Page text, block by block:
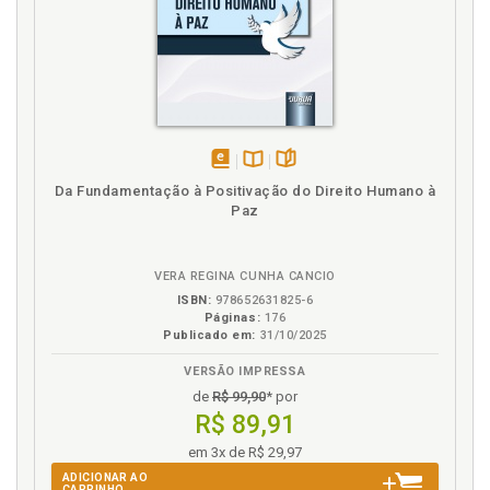
grupos estigmatizados: o diálogo Habermas-Fraser,
Sexo e identidade sexual, p. 70
desafios da despatologização à luz do diálogo
Honneth-Fraser, p. 67
Suprema corte norte-americana. Constitucionalismo
uma reflexão à luz da jurisprudência da Suprema
Corte Norte-americana, p. 23
Suprema Corte Norte-americana. Decisão da
Suprema Corte Norte-americana em Obergefell v.
Hodges, p. 35
disponível
em
Disponível
páginas
Da Fundamentação à Positivação do Direito Humano à
Paz
VERA REGINA CUNHA CANCIO
ISBN: 978652631825-6
Páginas: 176
Publicado em: 31/10/2025
VERSÃO IMPRESSA
de R$ 99,90* por
R$ 89,91
em 3x de R$ 29,97
ADICIONAR AO